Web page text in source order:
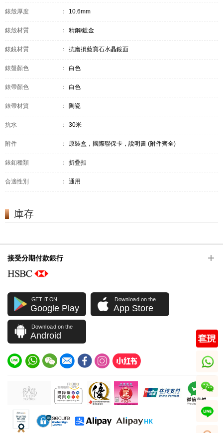
錶殼厚度 ： 10.6mm
錶殼材質 ： 精鋼/鍍金
錶鏡材質 ： 抗磨損藍寶石水晶鏡面
錶盤顏色 ： 白色
錶帶顏色 ： 白色
錶帶材質 ： 陶瓷
抗水 ： 30米
附件 ： 原裝盒，國際聯保卡，說明書 (附件齊全)
錶釦種類 ： 折疊扣
合適性別 ： 通用
庫存
接受分期付款銀行
GET IT ON
Google Play
Download on the
App Store
Download on the
Android
whatsapp